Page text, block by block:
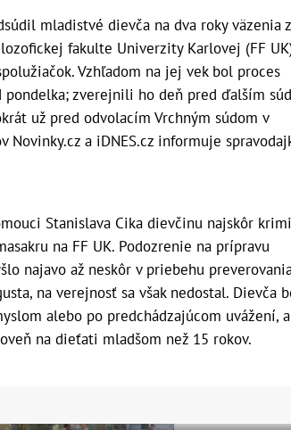
mladistvé dievča na dva roky väzenia
fakulte Univerzity Karlovej (FF
Vzhľadom na jej vek bol proces
pondelka; zverejnili ho deň pred ďalším
už pred odvolacím Vrchným súdom v
Novinky.cz a iDNES.cz informuje
Stanislava Cika dievčinu najskôr
na FF UK. Podozrenie na prípravu
najavo až neskôr v priebehu
na verejnosť sa však nedostal. Dievča
alebo po predchádzajúcom uvážení,
na dieťati mladšom než 15 rokov.